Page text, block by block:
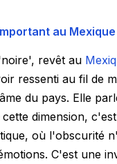
au Mexique
revêt au
ressenti au fil de
du pays. Elle
dimension,
où l'obscurité
C'est une